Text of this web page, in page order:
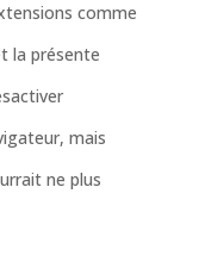
comme
la présente
mais
ne plus